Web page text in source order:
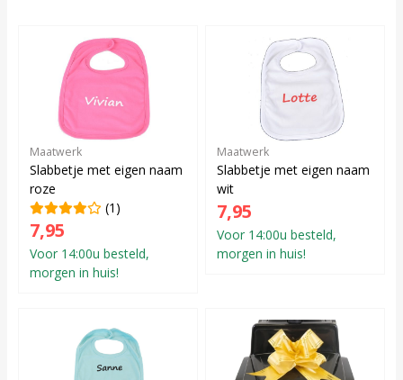
Maatwerk
Slabbetje met eigen naam
roze
(1)
7,95
Voor 14:00u besteld,
morgen in huis!
Maatwerk
Slabbetje met eigen naam
wit
7,95
Voor 14:00u besteld,
morgen in huis!